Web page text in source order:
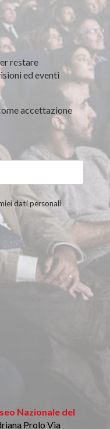
restare
ed eventi
accettazione
dati personali
Nazionale del
Prolo Via